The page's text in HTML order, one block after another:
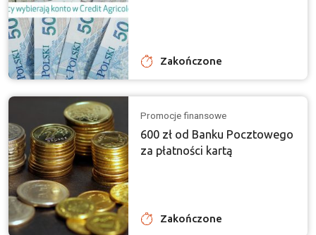
Zakończone
Promocje finansowe
600 zł od Banku Pocztowego
za płatności kartą
Zakończone